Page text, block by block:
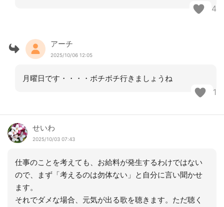
4
アーチ
2025/10/06 12:05
月曜日です・・・・ボチボチ行きましょうね
1
せいわ
2025/10/03 07:43
仕事のことを考えても、お給料が発生するわけではない
ので、まず「考えるのは勿体ない」と自分に言い聞かせ
ます。
それでダメな場合、元気が出る歌を聴きます。ただ聴く